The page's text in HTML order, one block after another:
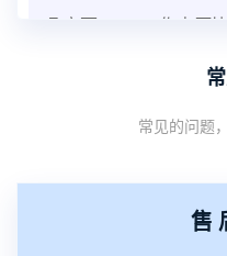
常工作所需的电压，
的稳定性能，但会改
常见的问题
售